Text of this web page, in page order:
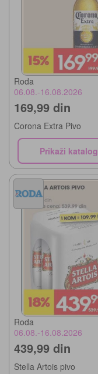
Roda
06.08.-16.08.2026
169,99 din
Corona Extra Pivo
Prikaži katalog
Roda
06.08.-16.08.2026
439,99 din
Stella Artois pivo